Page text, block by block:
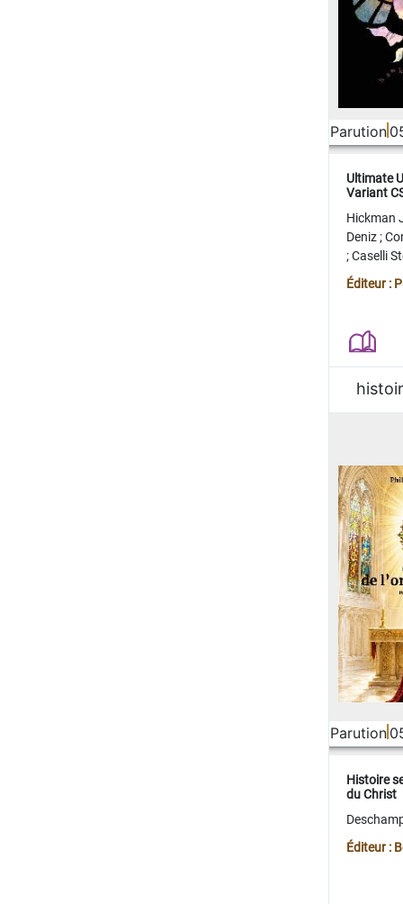
Parution
Ultimate
Variant
Hickman
Deniz;
;Caselli
Juan
Éditeur :
Parution
Histoire
du Christ
Éditeur :